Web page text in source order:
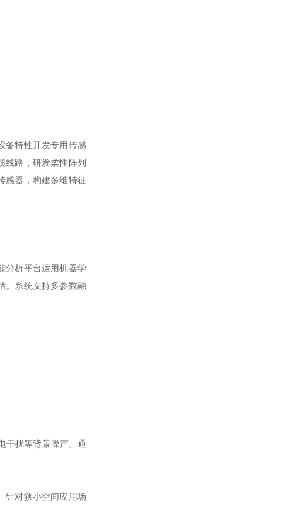
备特性开发专用传感
线路，研发柔性阵列
感器，构建多维特征
分析平台运用机器学
。系统支持多参数融
干扰等背景噪声。通
针对狭小空间应用场